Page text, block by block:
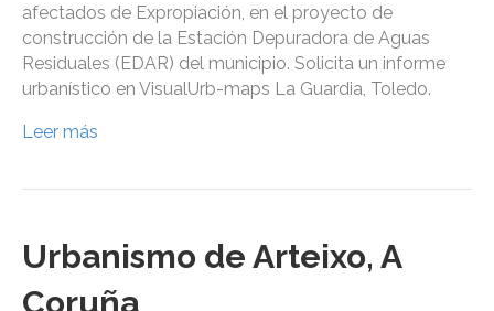
afectados de Expropiación, en el proyecto de
construcción de la Estación Depuradora de Aguas
Residuales (EDAR) del municipio. Solicita un informe
urbanístico en VisualUrb-maps La Guardia, Toledo.
Leer más
Urbanismo de Arteixo, A
Coruña